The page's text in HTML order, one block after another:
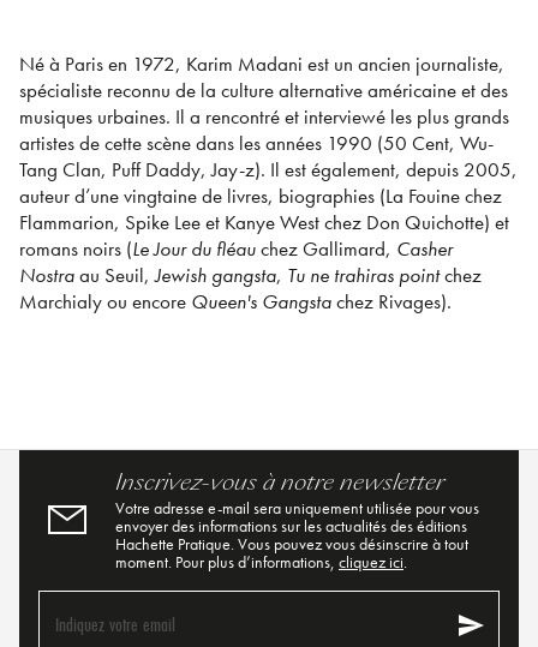
Né à Paris en 1972, Karim Madani est un ancien journaliste,
spécialiste reconnu de la culture alternative américaine et des
musiques urbaines. Il a rencontré et interviewé les plus grands
artistes de cette scène dans les années 1990 (50 Cent, Wu-
Tang Clan, Puff Daddy, Jay-z). Il est également, depuis 2005,
auteur d’une vingtaine de livres, biographies (La Fouine chez
Flammarion, Spike Lee et Kanye West chez Don Quichotte) et
romans noirs (Le Jour du fléauchez Gallimard, Casher
Nostraau Seuil,Jewish gangsta, Tu ne trahiras pointchez
Marchialy ou encore Queen's Gangstachez Rivages).
Inscrivez-vous à notre newsletter
Votre adresse e-mail sera uniquement utilisée pour vous
envoyer des informations sur les actualités des éditions
Hachette Pratique. Vous pouvez vous désinscrire à tout
moment. Pour plus d’informations, cliquez ici.
Indiquez votre email send